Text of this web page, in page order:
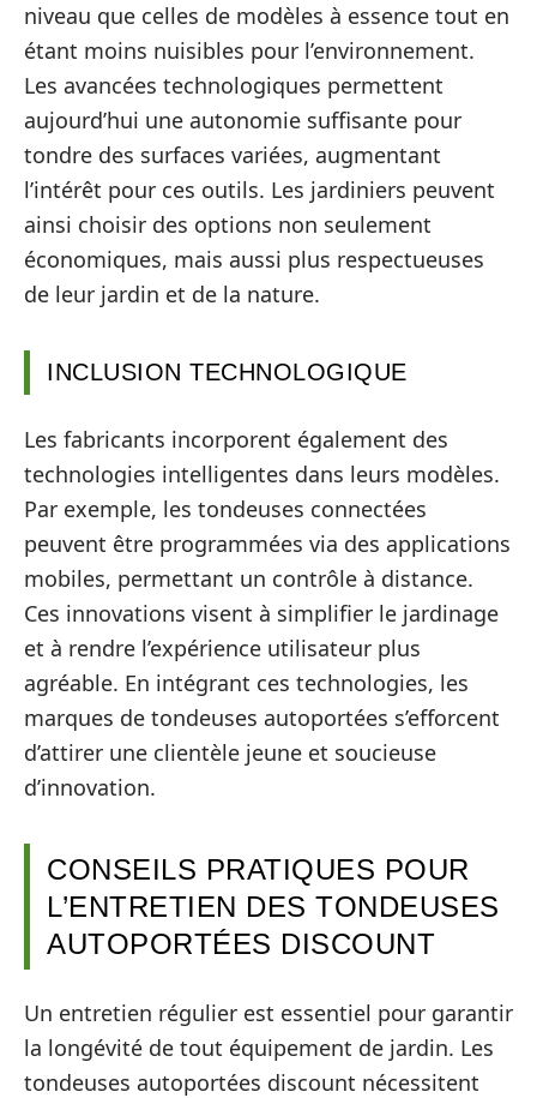
niveau que celles de modèles à essence tout en
étant moins nuisibles pour l’environnement.
Les avancées technologiques permettent
aujourd’hui une autonomie suffisante pour
tondre des surfaces variées, augmentant
l’intérêt pour ces outils. Les jardiniers peuvent
ainsi choisir des options non seulement
économiques, mais aussi plus respectueuses
de leur jardin et de la nature.
INCLUSION TECHNOLOGIQUE
Les fabricants incorporent également des
technologies intelligentes dans leurs modèles.
Par exemple, les tondeuses connectées
peuvent être programmées via des applications
mobiles, permettant un contrôle à distance.
Ces innovations visent à simplifier le jardinage
et à rendre l’expérience utilisateur plus
agréable. En intégrant ces technologies, les
marques de tondeuses autoportées s’efforcent
d’attirer une clientèle jeune et soucieuse
d’innovation.
CONSEILS PRATIQUES POUR
L’ENTRETIEN DES TONDEUSES
AUTOPORTÉES DISCOUNT
Un entretien régulier est essentiel pour garantir
la longévité de tout équipement de jardin. Les
tondeuses autoportées discount nécessitent